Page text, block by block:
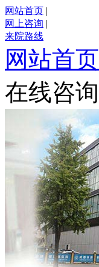
网站首页 |
网上咨询 |
来院路线
网站首页
在线咨询